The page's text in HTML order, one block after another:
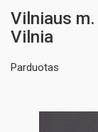
Vilniaus
Vilnia
Parduotas